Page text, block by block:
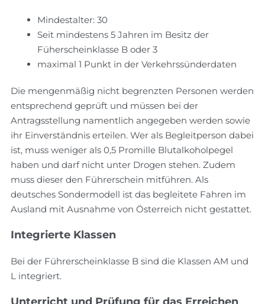
Mindestalter: 30
Seit mindestens 5 Jahren im Besitz der
Füherscheinklasse B oder 3
maximal 1 Punkt in der Verkehrssünderdaten
Die mengenmäßig nicht begrenzten Personen werden
entsprechend geprüft und müssen bei der
Antragsstellung namentlich angegeben werden sowie
ihr Einverständnis erteilen. Wer als Begleitperson dabei
ist, muss weniger als 0,5 Promille Blutalkoholpegel
haben und darf nicht unter Drogen stehen. Zudem
muss dieser den Führerschein mitführen. Als
deutsches Sondermodell ist das begleitete Fahren im
Ausland mit Ausnahme von Österreich nicht gestattet.
Integrierte Klassen
Bei der Führerscheinklasse B sind die Klassen AM und
L integriert.